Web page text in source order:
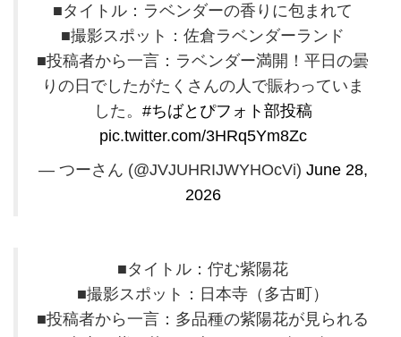
■タイトル：ラベンダーの香りに包まれて
■撮影スポット：佐倉ラベンダーランド
■投稿者から一言：ラベンダー満開！平日の曇
りの日でしたがたくさんの人で賑わっていま
した。 #ちばとぴフォト部投稿
pic.twitter.com/3HRq5Ym8Zc
— つーさん (@JVJUHRIJWYHOcVi) June 28,
2026
■タイトル：佇む紫陽花
■撮影スポット：日本寺（多古町）
■投稿者から一言：多品種の紫陽花が見られる